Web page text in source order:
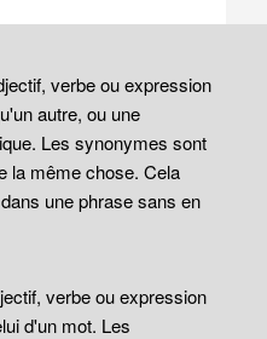
verbe ou expression
autre, ou une
Les synonymes sont
la même chose. Cela
une phrase sans en
verbe ou expression
d'un mot. Les